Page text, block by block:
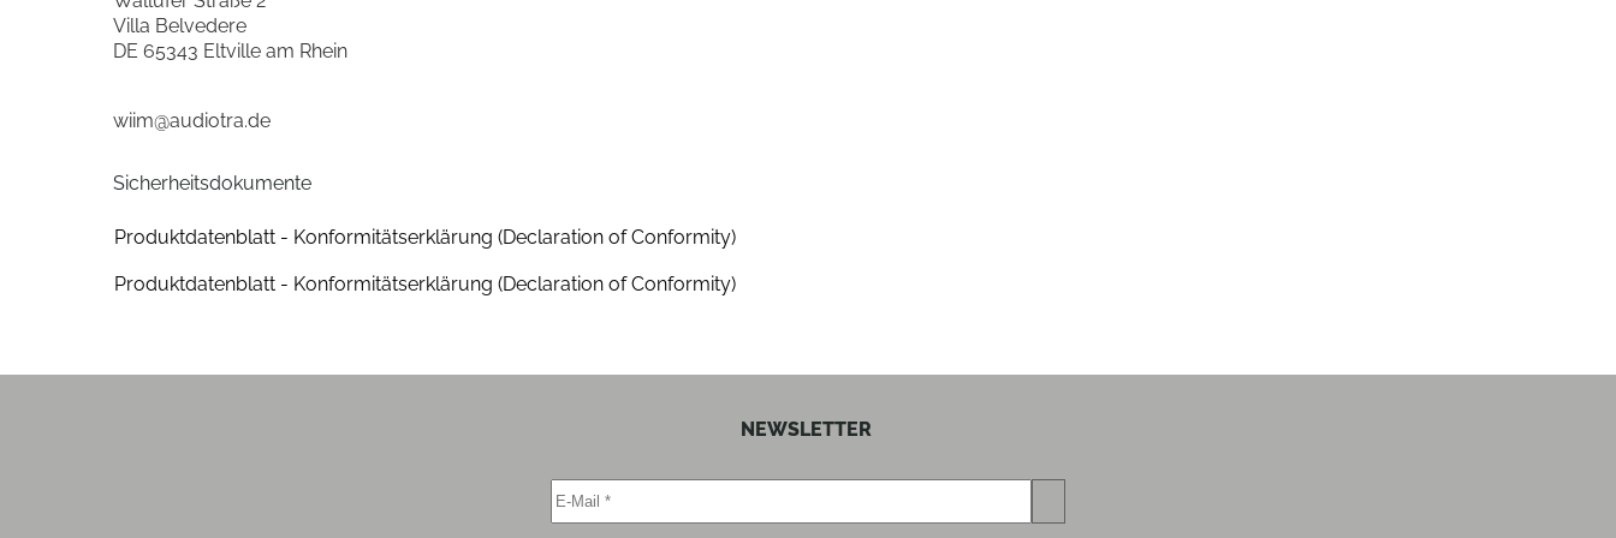
Schnittstellen
WLAN-Schnittstelle
Bluetooth-Schnittstelle
Farben
Gehäuse-Farben silber
0.00018
Villa Belvedere
DE 65343 Eltville am Rhein
wiim@audiotra.de
Sicherheitsdokumente
Produktdatenblatt - Konformitätserklärung (Declaration of Conformity)
Produktdatenblatt - Konformitätserklärung (Declaration of Conformity)
NEWSLETTER